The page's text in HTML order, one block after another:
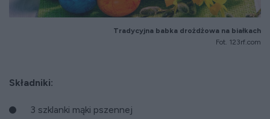
Tradycyjna babka drożdżowa na białkach
Fot. 123rf.com
Składniki:
3 szklanki mąki pszennej